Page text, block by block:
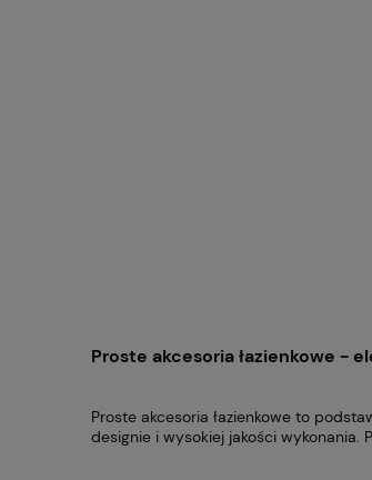
Proste akcesoria łazienkowe -
Proste akcesoria łazienkowe to
designie i wysokiej jakości wykonania.